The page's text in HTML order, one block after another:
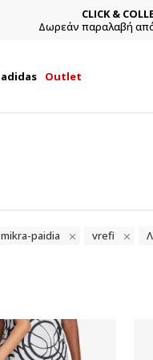
CLICK &
Δωρεάν παραλαβή
adidas Outlet
mikra-paidia vrefi